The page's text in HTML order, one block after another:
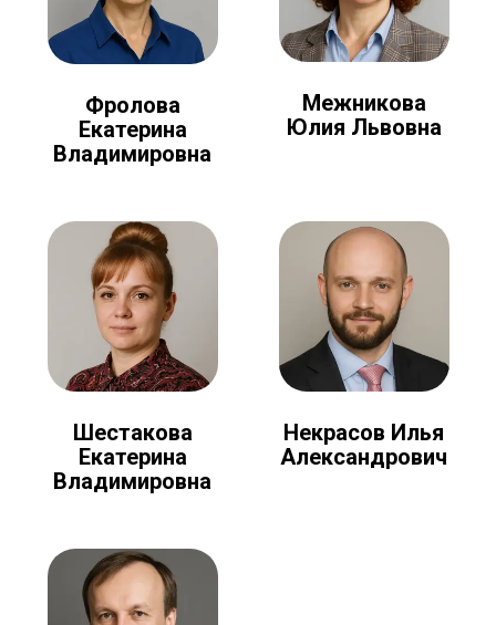
Фролова
Екатерина
Владимировна
Межникова
Юлия Львовна
Шестакова
Екатерина
Владимировна
Некрасов Илья
Александрович